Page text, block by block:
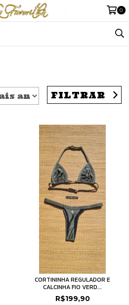
0
FILTRAR
CORTININHA REGULADOR E
CALCINHA FIO VERD...
R$199,90